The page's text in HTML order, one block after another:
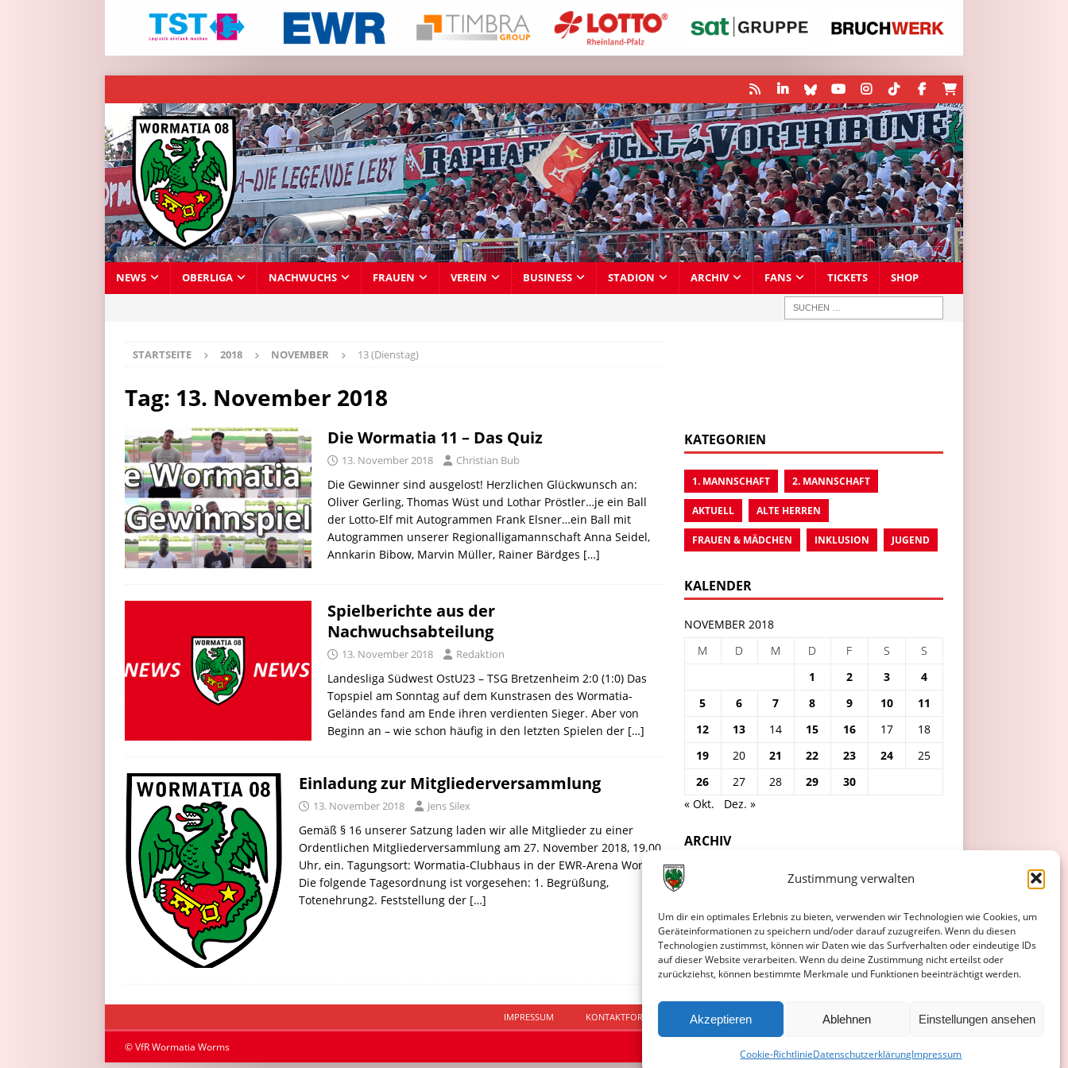
Zustimmung verwalten
Um dir ein optimales Erlebnis zu bieten, verwenden wir Technologien wie Cookies, um
Geräteinformationen zu speichern und/oder darauf zuzugreifen. Wenn du diesen
Technologien zustimmst, können wir Daten wie das Surfverhalten oder eindeutige IDs
auf dieser Website verarbeiten. Wenn du deine Zustimmung nicht erteilst oder
zurückziehst, können bestimmte Merkmale und Funktionen beeinträchtigt werden.
Akzeptieren Ablehnen Einstellungen ansehen
Cookie-RichtlinieDatenschutzerklärungImpressum
NEWS OBERLIGA NACHWUCHS FRAUEN VEREIN BUSINESS STADION ARCHIV FANS TICKETS SHOP
STARTSEITE 2018 NOVEMBER 13 (Dienstag)
Tag: 13. November 2018
Die Wormatia 11 – Das Quiz
13. November 2018 Christian Bub
Die Gewinner sind ausgelost! Herzlichen Glückwunsch an:
Oliver Gerling, Thomas Wüst und Lothar Pröstler…je ein Ball
der Lotto-Elf mit Autogrammen Frank Elsner…ein Ball mit
Autogrammen unserer Regionalligamannschaft Anna Seidel,
Annkarin Bibow, Marvin Müller, Rainer Bärdges […]
Spielberichte aus der
Nachwuchsabteilung
13. November 2018 Redaktion
Landesliga Südwest OstU23 – TSG Bretzenheim 2:0 (1:0) Das
Topspiel am Sonntag auf dem Kunstrasen des Wormatia-
Geländes fand am Ende ihren verdienten Sieger. Aber von
Beginn an – wie schon häufig in den letzten Spielen der […]
Einladung zur Mitgliederversammlung
13. November 2018 Jens Silex
Gemäß § 16 unserer Satzung laden wir alle Mitglieder zu einer
Ordentlichen Mitgliederversammlung am 27. November 2018, 19.00
Uhr, ein. Tagungsort: Wormatia-Clubhaus in der EWR-Arena Worms
Die folgende Tagesordnung ist vorgesehen: 1. Begrüßung,
Totenehrung2. Feststellung der […]
KATEGORIEN
1. MANNSCHAFT 2. MANNSCHAFT
AKTUELL ALTE HERREN
FRAUEN & MÄDCHEN INKLUSION JUGEND
KALENDER
NOVEMBER 2018
M
D M D F S
S
1
2 3
4
5
6 7 8 9 10
11
12
13 14 15 16 17
18
19
20 21 22 23 24
25
26
27 28 29
30
« Okt.
Dez. »
ARCHIV
IMPRESSUM KONTAKTFORMULAR DATENSCHUTZERKLÄRUNG COOKIE-RICHTLINIE (EU)
© VfR Wormatia Worms